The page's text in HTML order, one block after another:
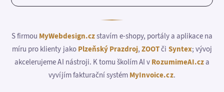
S firmou MyWebdesign.czstavím e-shopy, portály a aplikace na
míru pro klienty jako Plzeňský Prazdroj,ZOOTči Syntex; vývoj
akcelerujeme AI nástroji. K tomu školím AI v RozumimeAI.cza
vyvíjím fakturační systém MyInvoice.cz.